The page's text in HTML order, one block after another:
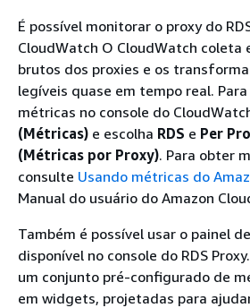
É possível monitorar o proxy do
CloudWatch O CloudWatch coleta
brutos dos proxies e os
legíveis quase em tempo real.
métricas no console do
(Métricas) e escolha RDS e Per
(Métricas por Proxy). Para obter
consulte Usando métricas do
Manual do usuário do Amazon
Também é possível usar o painel
disponível no console do RDS
um conjunto pré-configurado de
em widgets, projetadas para